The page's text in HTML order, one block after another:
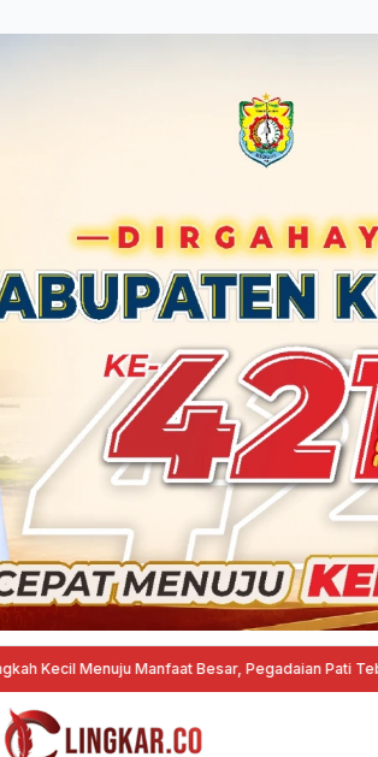
Menuju Manfaat Besar, Pegadaian Pati Tebar